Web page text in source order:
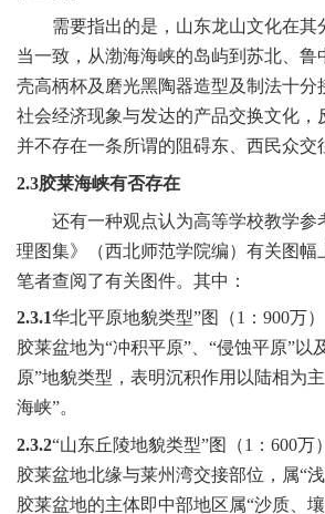
需要指出的是，山东龙山文化在其
当一致，从渤海海峡的岛屿到苏北、鲁
壳高柄杯及磨光黑陶器造型及制法十分
社会经济现象与发达的产品交换文化，
并不存在一条所谓的阻碍东、西民众交
2.3胶莱海峡有否存在
还有一种观点认为高等学校教学参
理图集》（西北师范学院编）有关图幅
笔者查阅了有关图件。其中：
2.3.1华北平原地貌类型”图（1 ： 900万
胶莱盆地为“冲积平原”、“侵蚀平原”以
原”地貌类型，表明沉积作用以陆相为
海峡”。
2.3.2“山东丘陵地貌类型”图（1 ： 600万
胶莱盆地北缘与莱州湾交接部位，属“
胶莱盆地的主体即中部地区属“沙质、